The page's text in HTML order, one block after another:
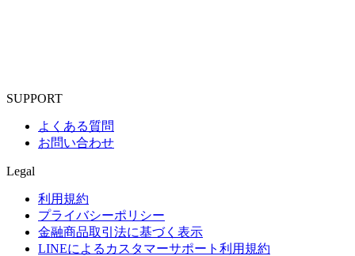
SUPPORT
よくある質問
お問い合わせ
Legal
利用規約
プライバシーポリシー
金融商品取引法に基づく表示
LINEによるカスタマーサポート利用規約